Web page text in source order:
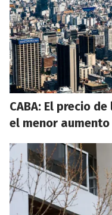
CABA: El precio
el menor